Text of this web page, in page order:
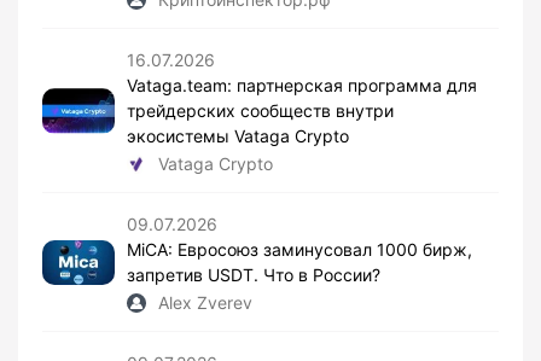
16.07.2026
Vataga.team: партнерская программа для
трейдерских сообществ внутри
экосистемы Vataga Crypto
Vataga Crypto
09.07.2026
MiCA: Евросоюз заминусовал 1000 бирж,
запретив USDT. Что в России?
Alex Zverev